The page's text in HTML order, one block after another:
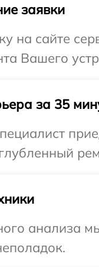
заявки
на сайте
Вашего
за 35
анализа